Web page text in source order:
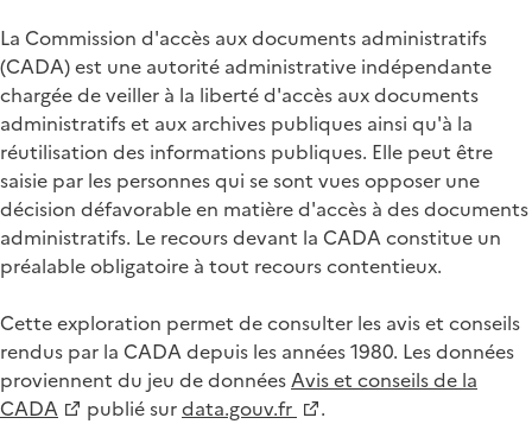
La Commission d'accès aux documents administratifs
(CADA) est une autorité administrative indépendante
chargée de veiller à la liberté d'accès aux documents
administratifs et aux archives publiques ainsi qu'à la
réutilisation des informations publiques. Elle peut être
saisie par les personnes qui se sont vues opposer une
décision défavorable en matière d'accès à des documents
administratifs. Le recours devant la CADA constitue un
préalable obligatoire à tout recours contentieux.
Cette exploration permet de consulter les avis et conseils
rendus par la CADA depuis les années 1980. Les données
proviennent du jeu de donnéesAvis et conseils de la
CADA
publié surdata.gouv.fr .